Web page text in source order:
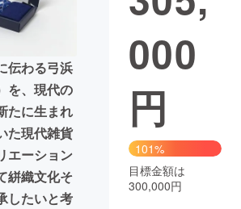
画 書籍・雑誌
チャレンジ
・地域活性化
Social Good
CAMPFIRE Creation
るさと納税
コミュニティ
伝わる弓浜
を、現代の
たに生まれ
た現代雑貨
エーション
絣織文化そ
したいと考
000
円
101%
目標金額は
300,000円